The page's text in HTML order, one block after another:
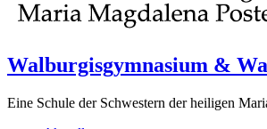
Walburgisgymnasium &
Eine Schule der Schwestern der heiligen